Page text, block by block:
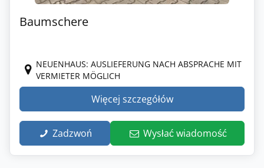
Baumschere
NEUENHAUS: AUSLIEFERUNG NACH ABSPRACHE MIT
VERMIETER MÖGLICH
Więcej szczegółów
Zadzwoń Wysłać wiadomość